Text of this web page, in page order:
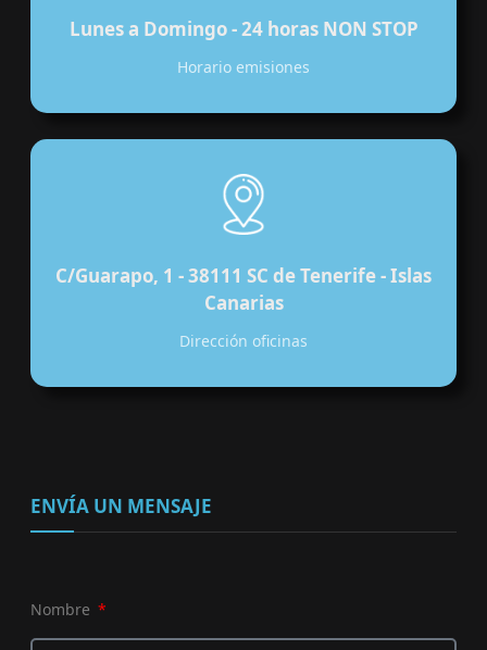
Lunes a Domingo - 24 horas NON STOP
Horario emisiones
C/Guarapo, 1 - 38111 SC de Tenerife - Islas
Canarias
Dirección oficinas
ENVÍA UN MENSAJE
Nombre